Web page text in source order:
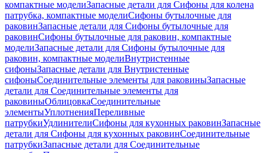
компактные моделиЗапасные детали для Сифоны для колена
патрубка, компактные моделиСифоны бутылочные для
раковинЗапасные детали для Сифоны бутылочные для
раковинСифоны бутылочные для раковин, компактные
моделиЗапасные детали для Сифоны бутылочные для
раковин, компактные моделиВнутристенные
сифоныЗапасные детали для Внутристенные
сифоныСоединительные элементы для раковиныЗапасные
детали для Соединительные элементы для
раковиныОблицовкаСоединительные
элементыУплотненияПереливные
патрубкиУдлинителиСифоны для кухонных раковинЗапасные
детали для Сифоны для кухонных раковинСоединительные
патрубкиЗапасные детали для Соединительные